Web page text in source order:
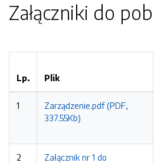
Załączniki do
Lp. Plik
1
Zarządzenie.pdf (PDF,
337.55Kb)
2
Załącznik nr 1 do